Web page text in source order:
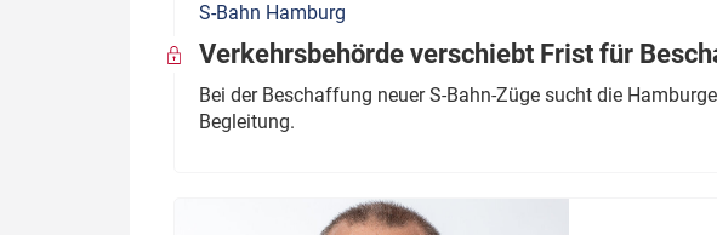
S-Bahn Hamburg
Verkehrsbehörde verschiebt Frist für
Bei der Beschaffung neuer S-Bahn-Züge sucht die
Begleitung.